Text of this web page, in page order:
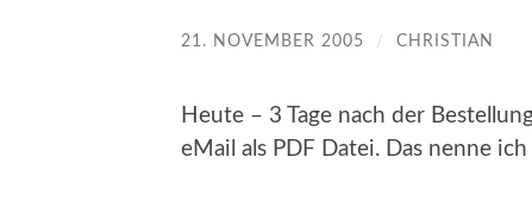
21. NOVEMBER 2005 / CHRISTIAN
Heute – 3 Tage nach der
eMail als PDF Datei. Das nenne ich